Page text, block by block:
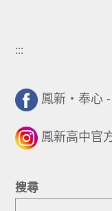
:::
鳳新・奉心
鳳新高中官
搜尋